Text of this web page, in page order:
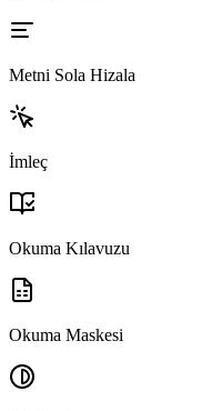
Metni Sola Hizala
İmleç
Okuma Kılavuzu
Okuma Maskesi